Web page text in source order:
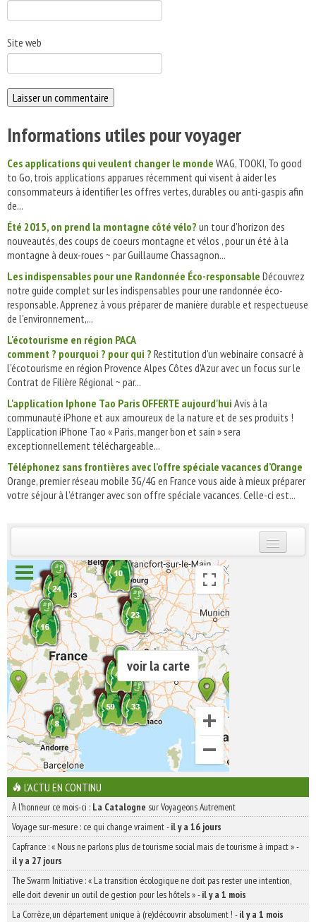
Site web
Informations utiles pour voyager
Ces applications qui veulent changer le monde WAG, TOOKI, To good
to Go, trois applications apparues récemment qui visent à aider les
consommateurs à identifier les offres vertes, durables ou anti-gaspis afin
de...
Été 2015, on prend la montagne côté vélo? un tour d'horizon des
nouveautés, des coups de coeurs montagne et vélos , pour un été à la
montagne à deux-roues ~ par Guillaume Chassagnon...
Les indispensables pour une Randonnée Éco-responsable Découvrez
notre guide complet sur les indispensables pour une randonnée éco-
responsable. Apprenez à vous préparer de manière durable et respectueuse
de l'environnement,...
L'écotourisme en région PACA
comment ? pourquoi ? pour qui ? Restitution d'un webinaire consacré à
l'écotourisme en région Provence Alpes Côtes d'Azur avec un focus sur le
Contrat de Filière Régional ~ par...
L'application Iphone Tao Paris OFFERTE aujourd'hui Avis à la
communauté iPhone et aux amoureux de la nature et de ses produits !
L'application iPhone Tao « Paris, manger bon et sain » sera
exceptionnellement téléchargeable...
Téléphonez sans frontières avec l’offre spéciale vacances d’Orange
Orange, premier réseau mobile 3G/4G en France vous aide à mieux préparer
votre séjour à l’étranger avec son offre spéciale vacances. Celle-ci est...
INSCRIVEZ-VOUS | ABONNEZ-VOUS
voir la carte
L'ACTU EN CONTINU
À l'honneur ce mois-ci : La Catalogne sur Voyageons Autrement
Voyage sur-mesure : ce qui change vraiment-il y a 16 jours
Capfrance : « Nous ne parlons plus de tourisme social mais de tourisme à impact »-
il y a 27 jours
The Swarm Initiative : « La transition écologique ne doit pas rester une intention,
elle doit devenir un outil de gestion pour les hôtels »-il y a 1 mois
La Corrèze, un département unique à (re)découvrir absolument ! -il y a 1 mois